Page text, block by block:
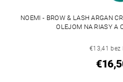
NOEMI - BROW & LASH ARGAN
OLEJOM NA RIASY A
€13,41 bez